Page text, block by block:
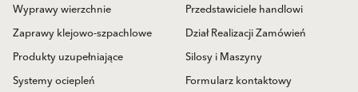
Wyprawy wierzchnie
Zaprawy klejowo-szpachlowe
Produkty uzupełniające
Systemy ociepleń
Przedstawiciele handlowi
Dział Realizacji Zamówień
Silosy i Maszyny
Formularz kontaktowy